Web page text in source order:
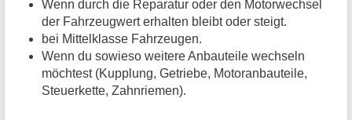
Wenn durch die Reparatur oder den Motorwechsel
der Fahrzeugwert erhalten bleibt oder steigt.
bei Mittelklasse Fahrzeugen.
Wenn du sowieso weitere Anbauteile wechseln
möchtest (Kupplung, Getriebe, Motoranbauteile,
Steuerkette, Zahnriemen).